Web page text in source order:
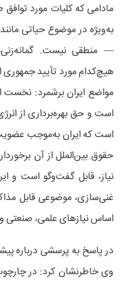
مادامی که کلیات مورد
به‌ویژه در موضوع حیاتی
— منطقی نیست.
هیچ‌کدام مورد تأیید
مواضع ایران برشمرد: نخست
است و حق بهره‌برداری از
حقوق بین‌الملل از آن
نیاز، قابل گفت‌وگو است و
غنی‌سازی، موضوعی قابل
اساس نیازهای علمی، صنعتی و
در پاسخ به پرسشی درباره
وی خاطرنشان کرد: در